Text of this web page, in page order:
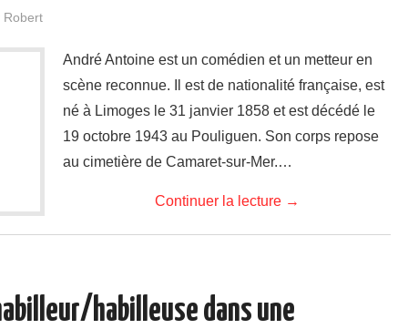
Robert
André Antoine est un comédien et un metteur en
scène reconnue. Il est de nationalité française, est
né à Limoges le 31 janvier 1858 et est décédé le
19 octobre 1943 au Pouliguen. Son corps repose
au cimetière de Camaret-sur-Mer.…
Continuer la lecture →
habilleuse dans une